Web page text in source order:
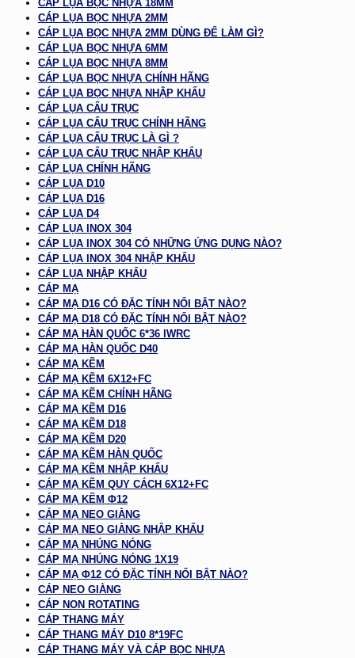
CÁP LỤA BỌC NHỰA 18MM
CÁP LỤA BỌC NHỰA 2MM
CÁP LỤA BỌC NHỰA 2MM DÙNG ĐỂ LÀM GÌ?
CÁP LỤA BỌC NHỰA 6MM
CÁP LỤA BỌC NHỰA 8MM
CÁP LỤA BỌC NHỰA CHÍNH HÃNG
CÁP LỤA BỌC NHỰA NHẬP KHẨU
CÁP LỤA CẨU TRỤC
CÁP LỤA CẨU TRỤC CHÍNH HÃNG
CÁP LỤA CẨU TRỤC LÀ GÌ ?
CÁP LỤA CẨU TRỤC NHẬP KHẨU
CÁP LỤA CHÍNH HÃNG
CÁP LỤA D10
CÁP LỤA D16
CÁP LỤA D4
CÁP LỤA INOX 304
CÁP LỤA INOX 304 CÓ NHỮNG ỨNG DỤNG NÀO?
CÁP LỤA INOX 304 NHẬP KHẨU
CÁP LỤA NHẬP KHẨU
CÁP MẠ
CÁP MẠ D16 CÓ ĐẶC TÍNH NỔI BẬT NÀO?
CÁP MẠ D18 CÓ ĐẶC TÍNH NỔI BẬT NÀO?
CÁP MẠ HÀN QUỐC 6*36 IWRC
CÁP MẠ HÀN QUỐC D40
CÁP MẠ KẼM
CÁP MẠ KẼM 6X12+FC
CÁP MẠ KẼM CHÍNH HÃNG
CÁP MẠ KẼM D16
CÁP MẠ KẼM D18
CÁP MẠ KẼM D20
CÁP MẠ KẼM HÀN QUỐC
CÁP MẠ KẼM NHẬP KHẨU
CÁP MẠ KẼM QUY CÁCH 6X12+FC
CÁP MẠ KẼM Φ12
CÁP MẠ NEO GIẰNG
CÁP MẠ NEO GIẰNG NHẬP KHẨU
CÁP MẠ NHÚNG NÓNG
CÁP MẠ NHÚNG NÓNG 1X19
CÁP MẠ Φ12 CÓ ĐẶC TÍNH NỔI BẬT NÀO?
CÁP NEO GIẰNG
CÁP NON ROTATING
CÁP THANG MÁY
CÁP THANG MÁY D10 8*19FC
CÁP THANG MÁY VÀ CÁP BỌC NHỰA